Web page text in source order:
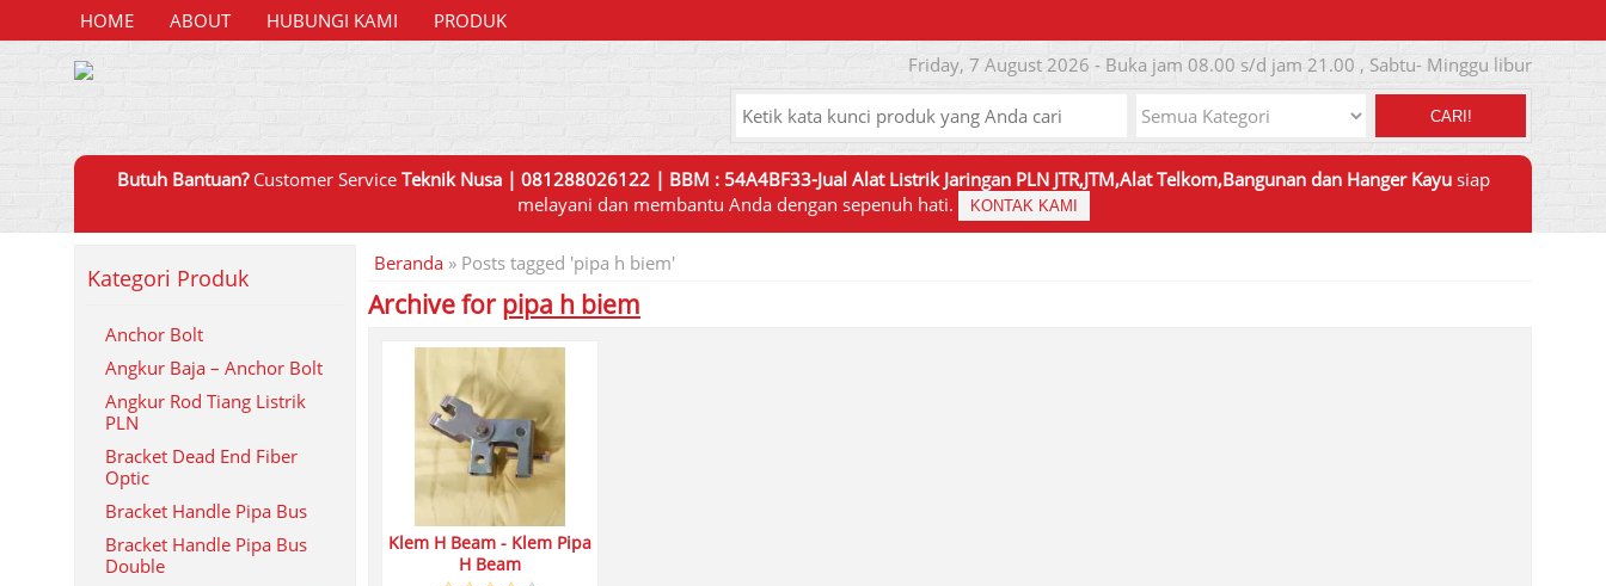
HOME ABOUT HUBUNGI KAMI
PRODUK
Friday, 7 August 2026 - Buka jam 08.00 s/d jam 21.00 , Sabtu- Minggu libur
CARI!
Butuh Bantuan?Customer Service Teknik Nusa | 081288026122 | BBM : 54A4BF33-Jual Alat Listrik Jaringan PLN JTR,JTM,Alat Telkom,Bangunan dan Hanger Kayusiap
melayani dan membantu Anda dengan sepenuh hati.
KONTAK KAMI
Beranda » Posts tagged 'pipa h biem'
Archive forpipa h biem
Klem H Beam - Klem Pipa
H Beam
Kategori Produk
Anchor Bolt
Angkur Baja – Anchor Bolt
Angkur Rod Tiang Listrik
PLN
Bracket Dead End Fiber
Optic
Bracket Handle Pipa Bus
Bracket Handle Pipa Bus
Double